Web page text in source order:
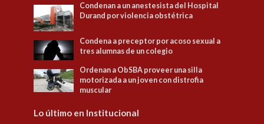
Condenan a un anestesista del Hospital
Durand por violencia obstétrica
Condena a preceptor por acoso sexual a
tres alumnas de un colegio
Ordenan a ObSBA proveer una silla
motorizada a un joven con distrofia
muscular
Lo último en Institucional